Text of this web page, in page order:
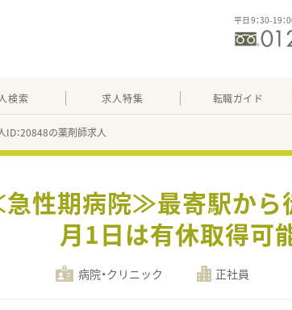
平日9：30-19：
検索 求人特集 転職ガイド
ID：20848の薬剤師求人
急性期病院≫最寄駅から
月1日は有休取得可
病院・クリニック 正社員